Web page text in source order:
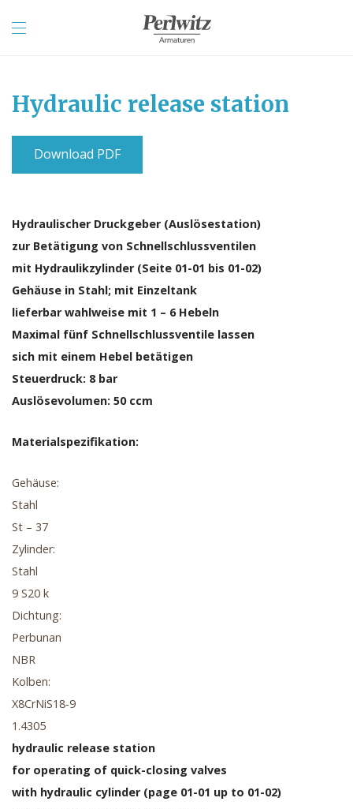
Hydraulic release station
Download PDF
Hydraulischer Druckgeber (Auslösestation)
zur Betätigung von Schnellschlussventilen
mit Hydraulikzylinder (Seite 01-01 bis 01-02)
Gehäuse in Stahl; mit Einzeltank
lieferbar wahlweise mit 1 – 6 Hebeln
Maximal fünf Schnellschlussventile lassen
sich mit einem Hebel betätigen
Steuerdruck: 8 bar
Auslösevolumen: 50 ccm
Materialspezifikation:
Gehäuse:
Stahl
St – 37
Zylinder:
Stahl
9 S20 k
Dichtung:
Perbunan
NBR
Kolben:
X8CrNiS18-9
1.4305
hydraulic release station
for operating of quick-closing valves
with hydraulic cylinder (page 01-01 up to 01-02)